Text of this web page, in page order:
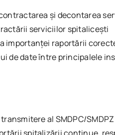
și decontarea
serviciilor spitalicești
raportării
de date între principalele
al SMDPC/